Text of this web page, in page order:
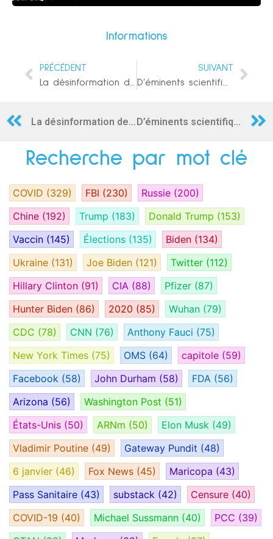
Informations
PRÉCÉDENT
La désinformation de l’année dernière sur la myocardite associée au vaccin chez les jeunes hommes est un fait bien établi de cette année
SUIVANT
D’éminents scientifiques publient une étude qui change le paradigme des vaccins contre le COVID-19
La désinformation de l’année dernière sur la myocardite associée au vaccin chez les jeunes hommes est un fait bien établi de cette année D’éminents scientifiques publient une étude qui change le paradigme des vaccins contre le COVID-19
Recherche par mot clé
COVID (329) FBI (230) Russie (200)
Chine (192) Trump (183) Donald Trump (153)
Vaccin (145) Élections (135) Biden (134)
Ukraine (131) Joe Biden (121) Twitter (112)
Hillary Clinton (91) CIA (88) Pfizer (87)
Hunter Biden (86) 2020 (85) Wuhan (79)
CDC (78) CNN (76) Anthony Fauci (75)
New York Times (75) OMS (64) capitole (59)
Facebook (58) John Durham (58) FDA (56)
Arizona (56) Washington Post (51)
États-Unis (50) ARNm (50) Elon Musk (49)
Vladimir Poutine (49) Gateway Pundit (48)
6 janvier (46) Fox News (45) Maricopa (43)
Pass Sanitaire (43) substack (42) Censure (40)
COVID-19 (40) Michael Sussmann (40) PCC (39)